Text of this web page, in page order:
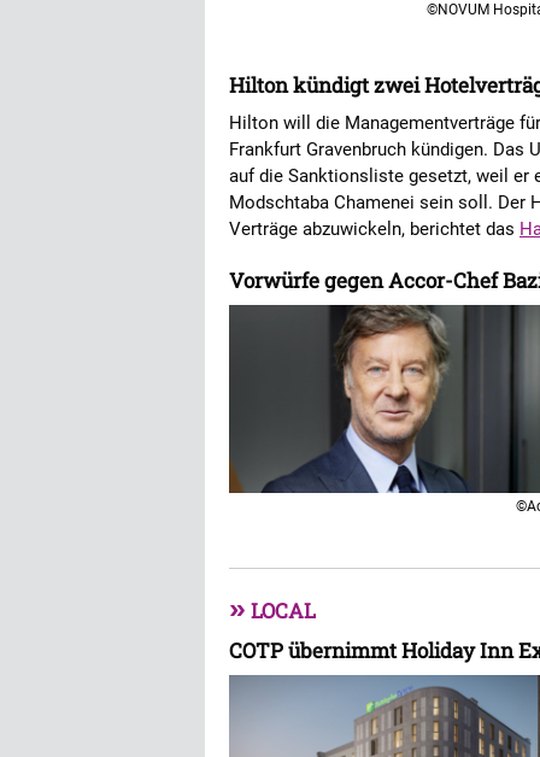
©NOVUM
Hilton kündigt zwei
Hilton will die Managementverträge
Frankfurt Gravenbruch kündigen. Das
auf die Sanktionsliste gesetzt, weil er
Modschtaba Chamenei sein soll. Der
Verträge abzuwickeln, berichtet das
Vorwürfe gegen Accor-Chef
» LOCAL
COTP übernimmt Holiday Inn